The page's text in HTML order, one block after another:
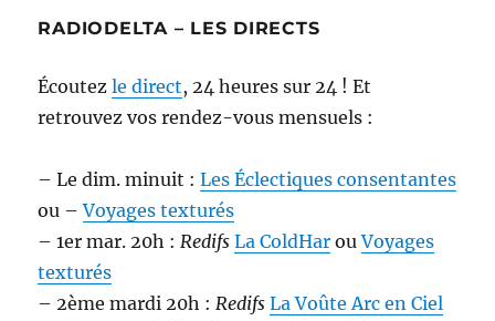
RADIODELTA – LES DIRECTS
Écoutezle direct, 24 heures sur 24 ! Et
retrouvez vos rendez-vous mensuels :
– Le dim. minuit :Les Éclectiques consentantes
ou –Voyages texturés
– 1er mar. 20h : Redifs La ColdHar ouVoyages
texturés
– 2ème mardi 20h : Redifs La Voûte Arc en Ciel